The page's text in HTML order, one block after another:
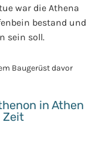
war die Athena
bestand und
sein soll.
in Athen
Zeit